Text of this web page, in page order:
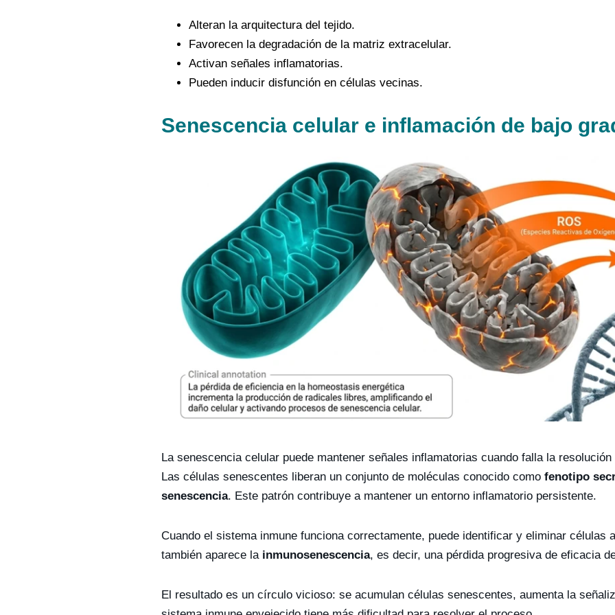
Alteran la arquitectura del tejido.
Favorecen la degradación de la matriz extracelular.
Activan señales inflamatorias.
Pueden inducir disfunción en células vecinas.
Senescencia celular e inflamación de bajo
La senescencia celular puede mantener señales inflamatorias cuando falla la resolución
Las células senescentes liberan un conjunto de moléculas conocido como fenotipo
senescencia. Este patrón contribuye a mantener un entorno inflamatorio persistente.
Cuando el sistema inmune funciona correctamente, puede identificar y eliminar células
también aparece la inmunosenescencia, es decir, una pérdida progresiva de eficacia
El resultado es un círculo vicioso: se acumulan células senescentes, aumenta la